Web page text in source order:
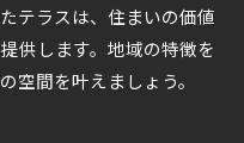
テラスは、住まいの価値
供します。地域の特徴を
空間を叶えましょう。